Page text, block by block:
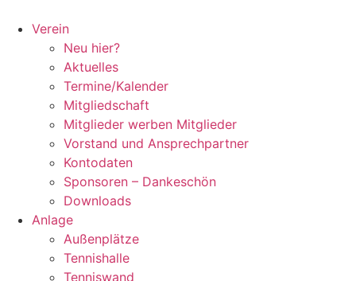
Inhalt
springen
Verein
Neu hier?
Aktuelles
Termine/Kalender
Mitgliedschaft
Mitglieder werben Mitglieder
Vorstand und Ansprechpartner
Kontodaten
Sponsoren – Dankeschön
Downloads
Anlage
Außenplätze
Tennishalle
Tenniswand